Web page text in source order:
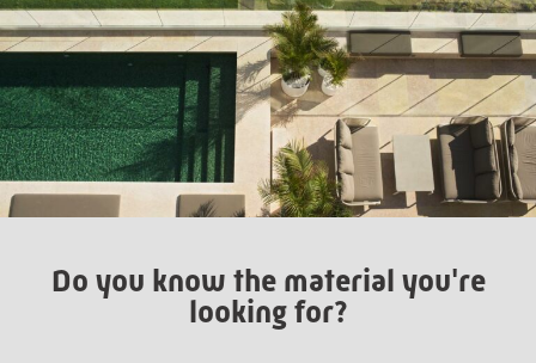
Do you know the material you're
looking for?